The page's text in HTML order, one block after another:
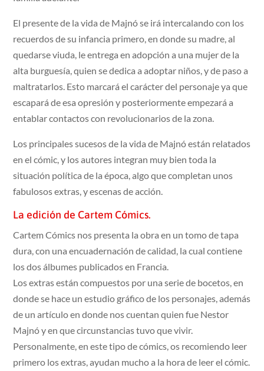
El presente de la vida de Majnó se irá intercalando con los
recuerdos de su infancia primero, en donde su madre, al
quedarse viuda, le entrega en adopción a una mujer de la
alta burguesía, quien se dedica a adoptar niños, y de paso a
maltratarlos. Esto marcará el carácter del personaje ya que
escapará de esa opresión y posteriormente empezará a
entablar contactos con revolucionarios de la zona.
Los principales sucesos de la vida de Majnó están relatados
en el cómic, y los autores integran muy bien toda la
situación política de la época, algo que completan unos
fabulosos extras, y escenas de acción.
La edición de Cartem Cómics.
Cartem Cómics nos presenta la obra en un tomo de tapa
dura, con una encuadernación de calidad, la cual contiene
los dos álbumes publicados en Francia.
Los extras están compuestos por una serie de bocetos, en
donde se hace un estudio gráfico de los personajes, además
de un artículo en donde nos cuentan quien fue Nestor
Majnó y en que circunstancias tuvo que vivir.
Personalmente, en este tipo de cómics, os recomiendo leer
primero los extras, ayudan mucho a la hora de leer el cómic.